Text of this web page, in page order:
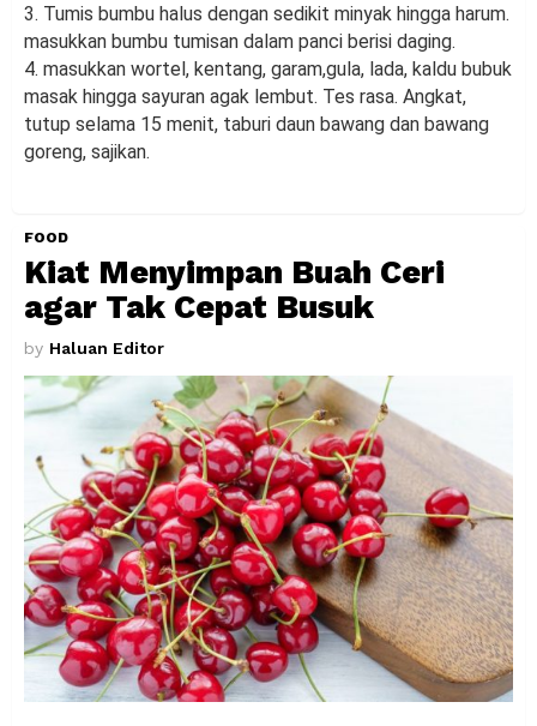
3. Tumis bumbu halus dengan sedikit minyak hingga harum.
masukkan bumbu tumisan dalam panci berisi daging.
4. masukkan wortel, kentang, garam,gula, lada, kaldu bubuk
masak hingga sayuran agak lembut. Tes rasa. Angkat,
tutup selama 15 menit, taburi daun bawang dan bawang
goreng, sajikan.
FOOD
Kiat Menyimpan Buah Ceri
agar Tak Cepat Busuk
by Haluan Editor